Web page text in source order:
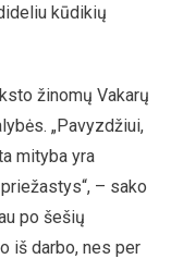
kūdikių
žinomų Vakarų
„Pavyzdžiui,
mityba yra
– sako
po šešių
iš darbo, nes per